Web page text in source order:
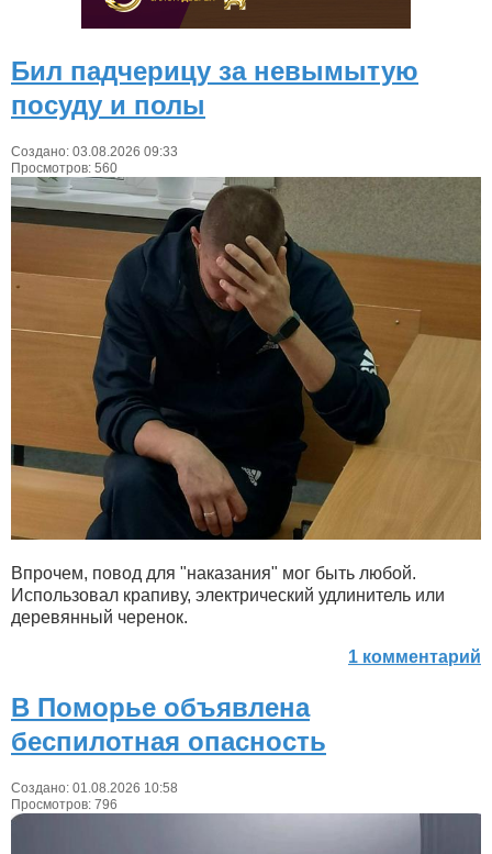
Бил падчерицу за невымытую
посуду и полы
Создано: 03.08.2026 09:33
Просмотров: 560
Впрочем, повод для "наказания" мог быть любой.
Использовал крапиву, электрический удлинитель или
деревянный черенок.
1 комментарий
В Поморье объявлена
беспилотная опасность
Создано: 01.08.2026 10:58
Просмотров: 796